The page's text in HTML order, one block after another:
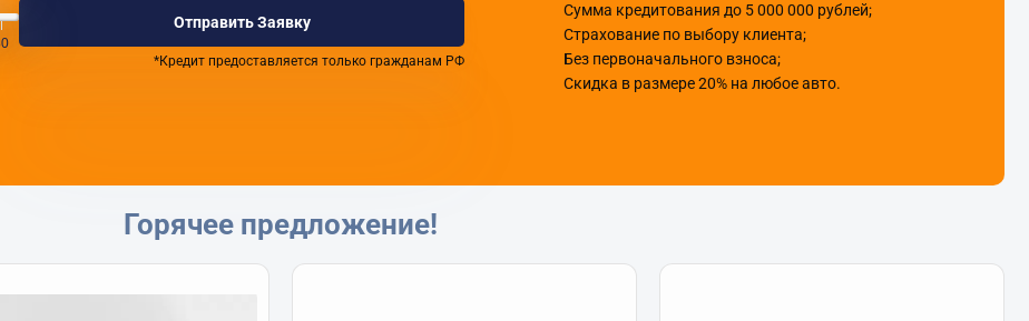
Отправить Заявку
*Кредит предоставляется только гражданам РФ
Сумма кредитования до 5 000 000 рублей;
Страхование по выбору клиента;
Без первоначального взноса;
Скидка в размере 20% на любое авто.
Горячее предложение!